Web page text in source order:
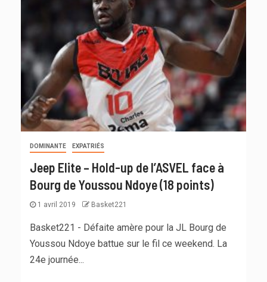
DOMINANTE EXPATRIÉS
Jeep Elite – Hold-up de l’ASVEL face à
Bourg de Youssou Ndoye (18 points)
1 avril 2019 Basket221
Basket221 - Défaite amère pour la JL Bourg de
Youssou Ndoye battue sur le fil ce weekend. La
24e journée...